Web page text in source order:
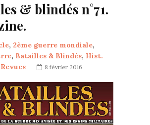
& blindés n°71.
, 2ème guerre mondiale,
, Batailles & Blindés, Hist.
Revues 8 février 2016